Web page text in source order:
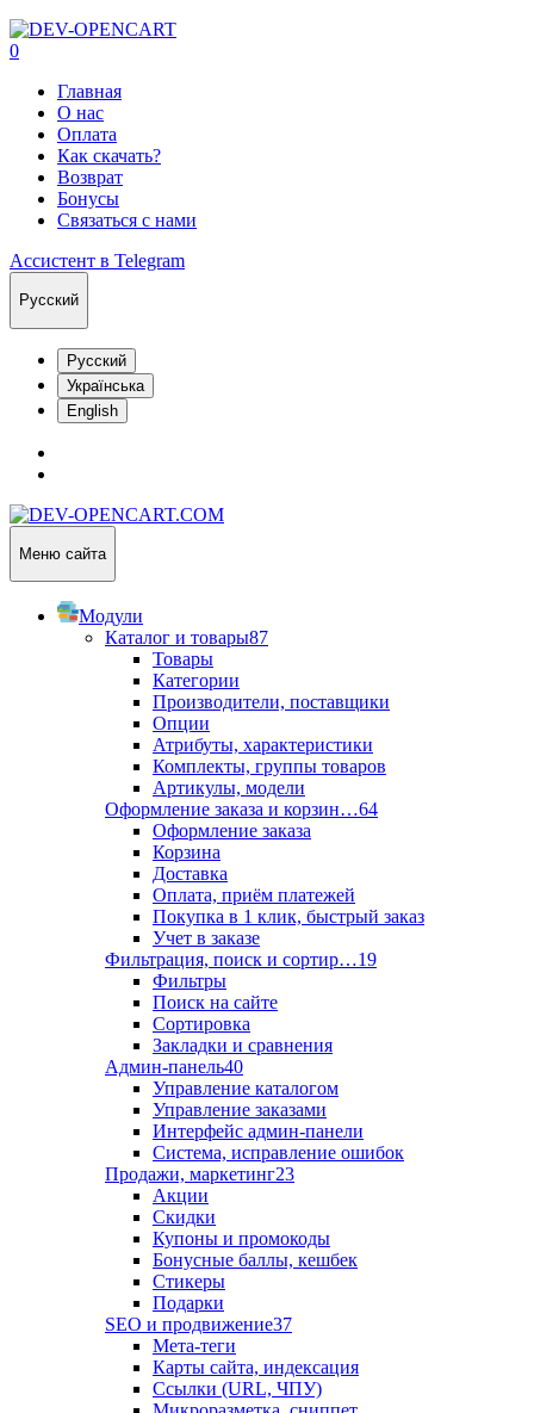
0
Главная
О нас
Оплата
Как скачать?
Возврат
Бонусы
Связаться с нами
Ассистент в Telegram
Русский
Русский
Українська
English
Меню сайта
Модули
Каталог и товары87
Товары
Категории
Производители, поставщики
Опции
Атрибуты, характеристики
Комплекты, группы товаров
Артикулы, модели
Оформление заказа и корзин…64
Оформление заказа
Корзина
Доставка
Оплата, приём платежей
Покупка в 1 клик, быстрый заказ
Учет в заказе
Фильтрация, поиск и сортир…19
Фильтры
Поиск на сайте
Сортировка
Закладки и сравнения
Админ-панель40
Управление каталогом
Управление заказами
Интерфейс админ-панели
Система, исправление ошибок
Продажи, маркетинг23
Акции
Скидки
Купоны и промокоды
Бонусные баллы, кешбек
Стикеры
Подарки
SEO и продвижение37
Мета-теги
Карты сайта, индексация
Ссылки (URL, ЧПУ)